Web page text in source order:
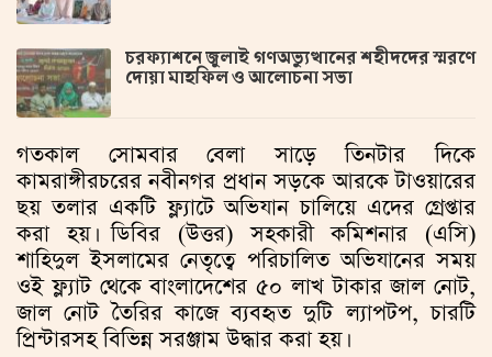
চরফ্যাশনে জুলাই গণঅভ্যুত্থানের শহীদদের স্মরণে
দোয়া মাহফিল ও আলোচনা সভা
গতকাল সোমবার বেলা সাড়ে তিনটার দিকে
কামরাঙ্গীরচরের নবীনগর প্রধান সড়কে আরকে টাওয়ারের
ছয় তলার একটি ফ্ল্যাটে অভিযান চালিয়ে এদের গ্রেপ্তার
করা হয়। ডিবির (উত্তর) সহকারী কমিশনার (এসি)
শাহিদুল ইসলামের নেতৃত্বে পরিচালিত অভিযানের সময়
ওই ফ্ল্যাট থেকে বাংলাদেশের ৫০ লাখ টাকার জাল নোট,
জাল নোট তৈরির কাজে ব্যবহৃত দুটি ল্যাপটপ, চারটি
প্রিন্টারসহ বিভিন্ন সরঞ্জাম উদ্ধার করা হয়।